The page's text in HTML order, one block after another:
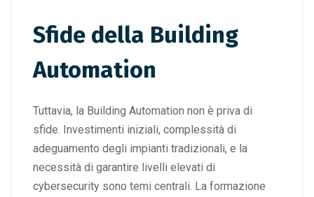
Sfide della Building
Automation
Tuttavia, la Building Automation non è priva di
sfide. Investimenti iniziali, complessità di
adeguamento degli impianti tradizionali, e la
necessità di garantire livelli elevati di
cybersecurity sono temi centrali. La formazione